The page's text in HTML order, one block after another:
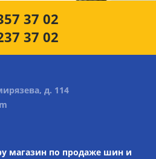
37 02
37 02
д. 114
магазин по продаже шин и